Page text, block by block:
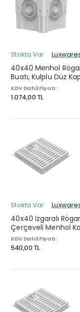
Stokta Var
40x40 Menhol Rögar
Buatı, Kulplu Düz
KDV Dahil Fiyatı :
1.074,00 TL
Stokta Var
40x40 Izgaralı
Çerçeveli Menhol
KDV Dahil Fiyatı :
540,00 TL